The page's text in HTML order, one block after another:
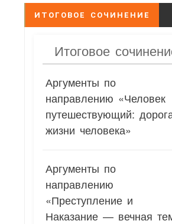
ИТОГОВОЕ СОЧИНЕНИЕ
Итоговое
Аргументы по
направлению «Человек
путешествующий:
жизни человека»
Аргументы по
направлению
«Преступление и
Наказание — вечная